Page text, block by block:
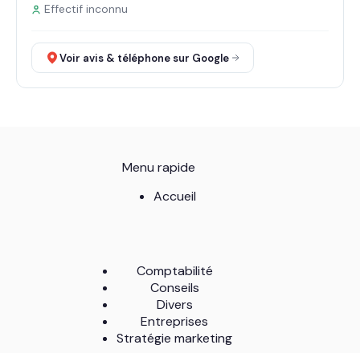
Effectif inconnu
Voir avis & téléphone sur Google
Menu rapide
Accueil
Comptabilité
Conseils
Divers
Entreprises
Stratégie marketing